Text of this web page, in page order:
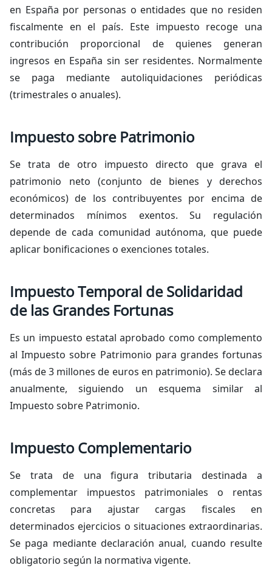
en España por personas o entidades que no residen
fiscalmente en el país. Este impuesto recoge una
contribución proporcional de quienes generan
ingresos en España sin ser residentes. Normalmente
se paga mediante autoliquidaciones periódicas
(trimestrales o anuales).
Impuesto sobre Patrimonio
Se trata de otro impuesto directo que grava el
patrimonio neto (conjunto de bienes y derechos
económicos) de los contribuyentes por encima de
determinados mínimos exentos. Su regulación
depende de cada comunidad autónoma, que puede
aplicar bonificaciones o exenciones totales.
Impuesto Temporal de Solidaridad
de las Grandes Fortunas
Es un impuesto estatal aprobado como complemento
al Impuesto sobre Patrimonio para grandes fortunas
(más de 3 millones de euros en patrimonio). Se declara
anualmente, siguiendo un esquema similar al
Impuesto sobre Patrimonio.
Impuesto Complementario
Se trata de una figura tributaria destinada a
complementar impuestos patrimoniales o rentas
concretas para ajustar cargas fiscales en
determinados ejercicios o situaciones extraordinarias.
Se paga mediante declaración anual, cuando resulte
obligatorio según la normativa vigente.